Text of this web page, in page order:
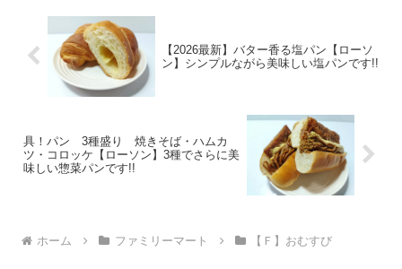
【2026最新】バター香る塩パン【ローソ
ン】シンプルながら美味しい塩パンです!!
具！パン 3種盛り 焼きそば・ハムカ
ツ・コロッケ【ローソン】3種でさらに美
味しい惣菜パンです!!
ホーム ファミリーマート 【Ｆ】おむすび